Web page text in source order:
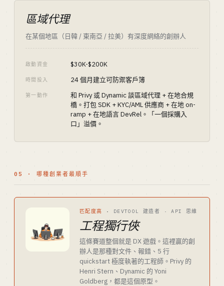
區域代理
在某個地區（日韓 / 東南亞 / 拉美）有深度網絡的創辦人
啟動資金 $30K-$200K
時間投入 24 個月建立可防禦客戶簿
第一動作
和 Privy 或 Dynamic 談區域代理 + 在地合規
橋。打包 SDK + KYC/AML 供應商 + 在地 on-
ramp + 在地語言 DevRel。「一個採購入
口」溢價。
05 · 哪種創業者最順手
匹配度高 · DEVTOOL 建造者 · API 思維
工程獨行俠
這條賽道整個就是 DX 遊戲。這裡贏的創
辦人是那種對文件、報錯、5 行
quickstart 極度執著的工程師。Privy 的
Henri Stern、Dynamic 的 Yoni
Goldberg，都是這個原型。